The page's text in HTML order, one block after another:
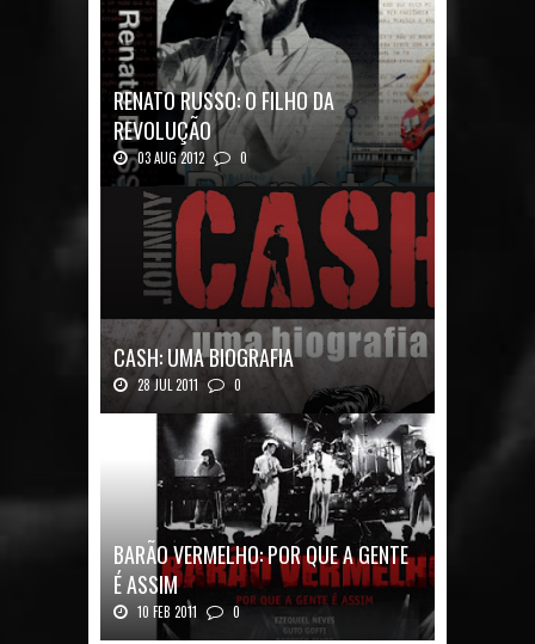
RENATO RUSSO: O FILHO DA
REVOLUÇÃO
03 AUG 2012 0
Renato Russo: O Filho da Revolução Autor: Car...
CASH: UMA BIOGRAFIA
28 JUL 2011 0
Quadrinhos alemães contam a história de um
BARÃO VERMELHO: POR QUE A GENTE
É ASSIM
10 FEB 2011 0
Barão Vermelho: Por que a Gente é